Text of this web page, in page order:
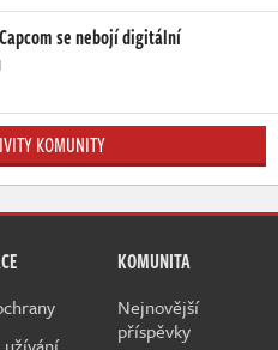
Capcom se nebojí digitální
KOMUNITY
KOMUNITA
Nejnovější
příspěvky